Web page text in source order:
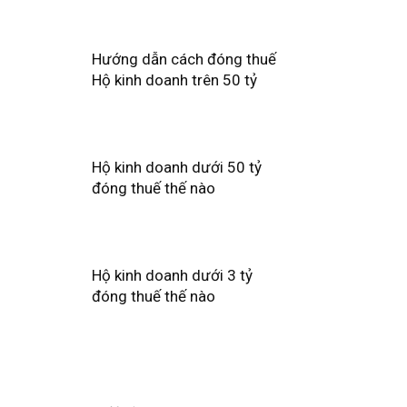
Hướng dẫn cách đóng thuế
Hộ kinh doanh trên 50 tỷ
Hộ kinh doanh dưới 50 tỷ
đóng thuế thế nào
Hộ kinh doanh dưới 3 tỷ
đóng thuế thế nào